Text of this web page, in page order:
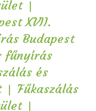
|
XVII.
Budapest
fűnyírás
és
| Fűkaszálás
|